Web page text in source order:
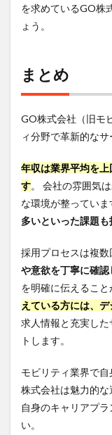
を求めているGO株
ょう。
まとめ
GO株式会社（旧モ
ィ分野で革新的なサ
年収は業界平均を
す。 会社の雰囲気
な環境が整っていま
多いといった課題
採用プロセスは複数
や意欲を丁寧に確認
を明確に伝えること
えている方には、デ
求人情報と充実し
トします。
モビリティ業界で
株式会社は魅力的な
自身のキャリアプ
い。